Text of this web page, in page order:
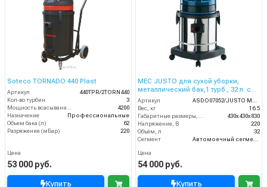
Soteco TORNADO 440 Plast
Артикул
440TPR/2TORN440
Кол-во турбин
3
4200
Назначение
Профессиональные
Объем бака (л)
62
Разряжение (мБар)
220
Цена
53 000 руб.
Купить
MEC JUSTO для сухой уборки,
металлический бак,1 турб., 32 л. с
розеткой инструмента
Артикул
Вес, кг
16.5
430х430х830
Напряжение, В
220
Объём, л
32
Сегмент
Цена
54 000 руб.
Купить